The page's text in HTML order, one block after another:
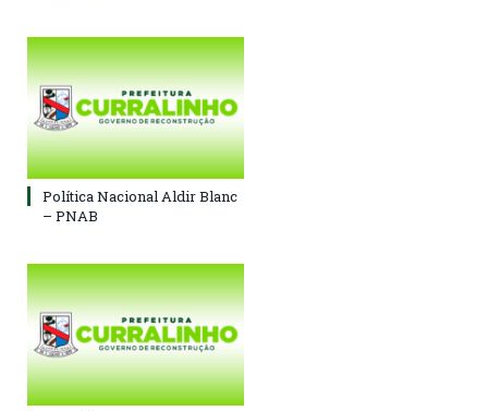
Política Nacional Aldir Blanc
– PNAB